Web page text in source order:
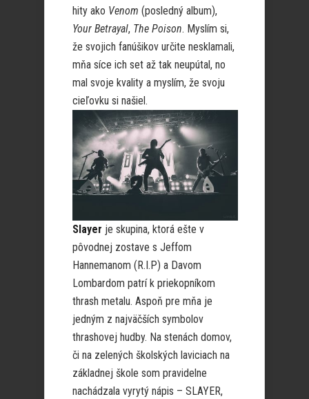
hity ako Venom (posledný album),
Your Betrayal, The Poison. Myslím si,
že svojich fanúšikov určite nesklamali,
mňa síce ich set až tak neupútal, no
mal svoje kvality a myslím, že svoju
cieľovku si našiel.
Slayer je skupina, ktorá ešte v
pôvodnej zostave s Jeffom
Hannemanom (R.I.P) a Davom
Lombardom patrí k priekopníkom
thrash metalu. Aspoň pre mňa je
jedným z najväčších symbolov
thrashovej hudby. Na stenách domov,
či na zelených školských laviciach na
základnej škole som pravidelne
nachádzala vyrytý nápis – SLAYER,